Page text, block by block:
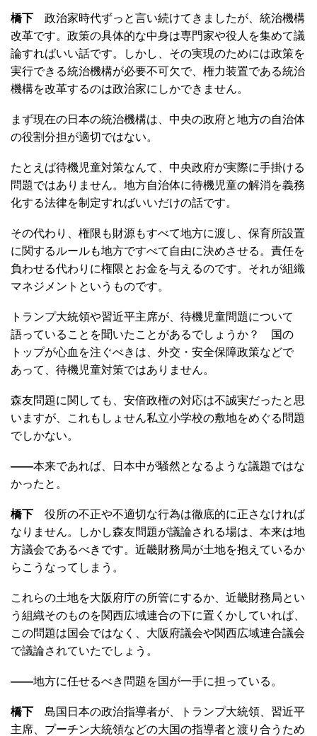
橋下 政治家時代ずっと言い続けてきましたが、統治機構
改革です。政策の具体的な中身は専門家や役人を集めて議
論すればいい話です。しかし、その実現のためには政策を
実行できる統治機構が必要不可欠で、権力装置である統治
機構を改革するのは政治家にしかできません。
まず現在の日本の統治機構は、中央の政府と地方の自治体
の役割分担が適切ではない。
たとえば待機児童対策なんて、中央政府が実際に手掛ける
問題ではありません。地方自治体に待機児童の解消を義務
化する法律を制定すればいいだけの話です。
その代わり、権限も財源もすべて地方に渡し、保育所設置
に関するルールも地方ですべて自由に決めさせる。責任を
負わせる代わりに権限とお金を与えるのです。それが組織
マネジメントというものです。
トランプ大統領や習近平主席が、待機児童問題について
語っていることを聞いたことがあるでしょうか？ 国の
トップが心血を注ぐべきは、外交・安全保障政策などで
あって、待機児童対策ではありません。
森友問題に関しても、安倍政権の対応は不誠実だったと思
いますが、これもしょせん私立小学校の敷地をめぐる問題
でしかない。
――本来であれば、日本中が騒然となるような議題ではな
かったと。
橋下 役所の不正や不適切な行為は徹底的に正さなければ
なりません。しかし森友問題が議論される場は、本来は地
方議会であるべきです。近畿財務局が土地を抱えているか
らこうなってしまう。
これらの土地を大阪府庁の所管にするか、近畿財務局とい
う組織そのものを関西広域連合の下に置くかしていれば、
この問題は国会ではなく、大阪府議会や関西広域連合議会
で議論されていたでしょう。
――地方に任せるべき問題を国が一手に担っている。
橋下 島国日本の政治指導者が、トランプ大統領、習近平
主席、プーチン大統領などの大国の指導者と渡り合うため